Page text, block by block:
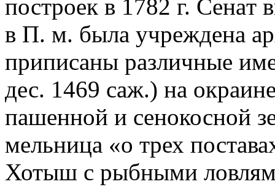
построек в 1782 г. Сенат
в П. м. была учреждена
приписаны различные
дес. 1469 саж.) на
пашенной и сенокосной
мельница «о трех
Хотыш с рыбными